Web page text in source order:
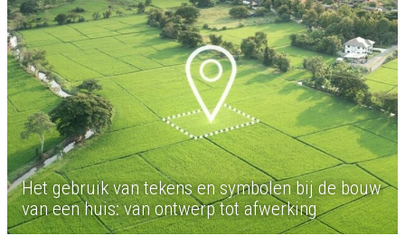
Het gebruik van tekens en symbolen bij de bouw
van een huis: van ontwerp tot afwerking